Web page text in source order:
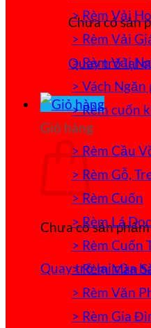
Chưa có sản
Quay trở lại
Giỏ hàng
Chưa có sản
Quay trở lại cửa
> Rèm Vải
> Rèm Vải
> Rèm Vải
> Vách
> Rèm cuốn
> Rèm Cầu
> Rèm Gỗ,
> Rèm Cuốn
> Rèm Lá Dọc
> Rèm Cuốn
> Rèm Màn
> Rèm Văn
> Rèm Gia